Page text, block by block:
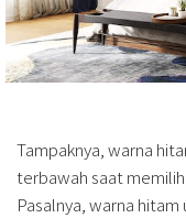
Tampaknya, warna
terbawah saat
Pasalnya, warna